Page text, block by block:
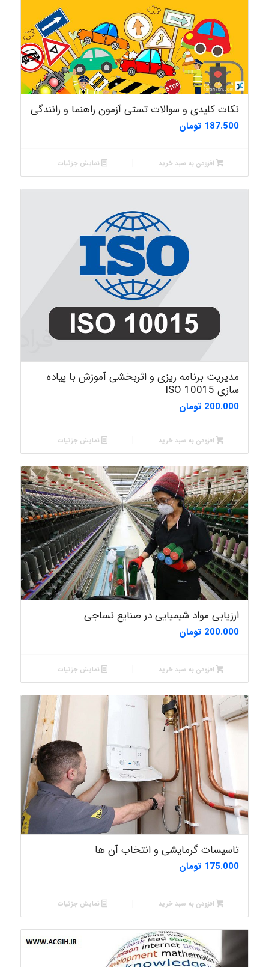
نکات کلیدی و سوالات تستی آزمون راهنما و رانندگی
187.500 تومان
افزودن به سبد خرید نمایش جزئیات
مدیریت برنامه ریزی و اثربخشی آموزش با پیاده
سازی ISO 10015
200.000 تومان
افزودن به سبد خرید نمایش جزئیات
ارزیابی مواد شیمیایی در صنایع نساجی
200.000 تومان
افزودن به سبد خرید نمایش جزئیات
تاسیسات گرمایشی و انتخاب آن ها
175.000 تومان
افزودن به سبد خرید نمایش جزئیات